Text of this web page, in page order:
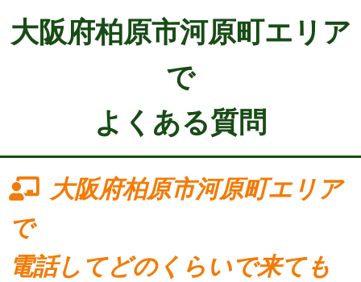
大阪府柏原市河原町エリア
で
よくある質問
大阪府柏原市河原町エリア
で
電話してどのくらいで来ても